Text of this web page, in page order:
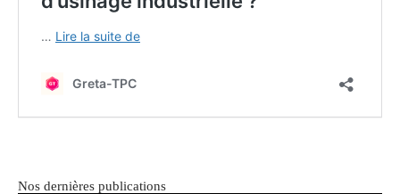
Nos dernières publications